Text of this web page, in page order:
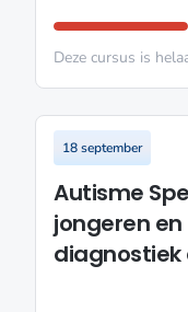
Deze cursus is
18 september
Autisme
jongeren
diagnostiek